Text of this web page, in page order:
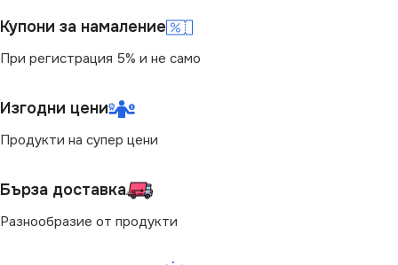
Купони за намаление
При регистрация 5% и не само
Изгодни цени
Продукти на супер цени
Бърза доставка
Разнообразие от продукти